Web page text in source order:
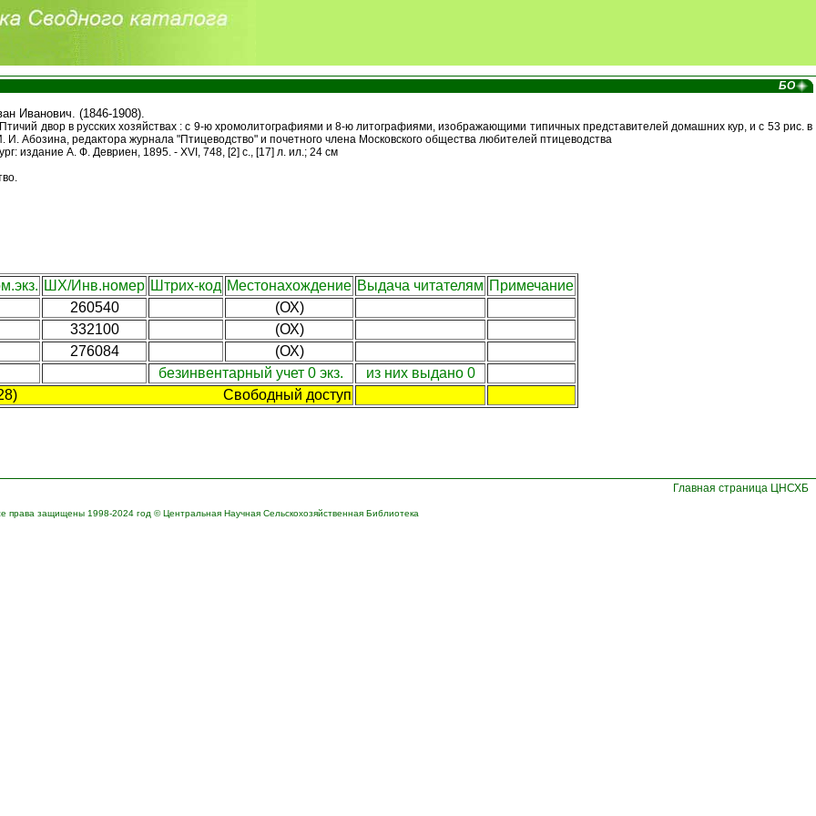
БО
Иванович. (1846-1908).
двор в русских хозяйствах : с 9-ю хромолитографиями и 8-ю литографиями, изображающими типичных представителей домашних кур, и с 53 рис. в
И. Абозина, редактора журнала "Птицеводство" и почетного члена Московского общества любителей птицеводства
издание А. Ф. Девриен, 1895. - XVI, 748, [2] с., [17] л. ил.; 24 см
ШХ/Инв.номер Штрих-код Местонахождение Выдача читателям Примечание
260540
(ОХ)
332100
(ОХ)
276084
(ОХ)
безинвентарный учет 0 экз.
из них выдано 0
Свободный доступ
Главная страница ЦНСХБ
права защищены 1998-2024 год © Центральная Научная Сельскохозяйственная Библиотека